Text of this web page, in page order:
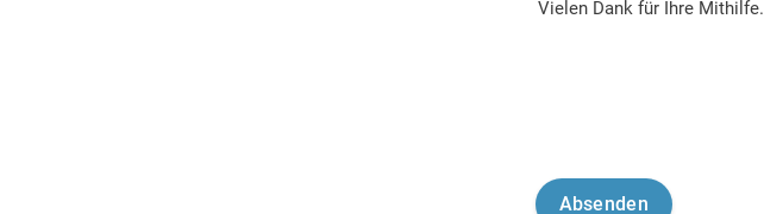
Vielen Dank für Ihre Mithilfe.